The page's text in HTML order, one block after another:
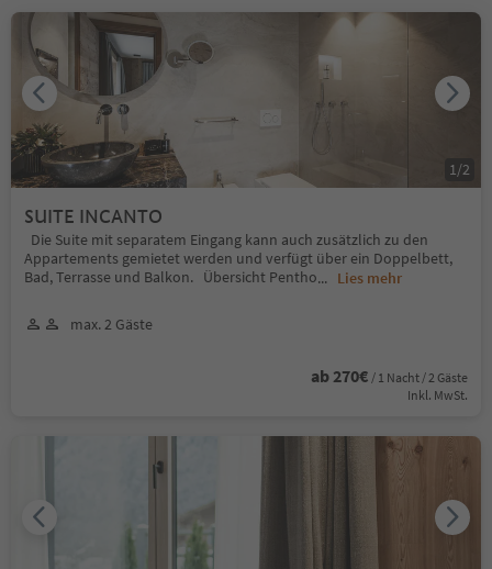
SUITE INCANTO
Die Suite mit separatem Eingang kann auch zusätzlich zu den
Appartements gemietet werden und verfügt über ein Doppelbett,
Bad, Terrasse und Balkon. Übersicht Pentho... Lies mehr
max. 2 Gäste
ab 270€ / 1 Nacht / 2 Gäste
Inkl. MwSt.
1 /2